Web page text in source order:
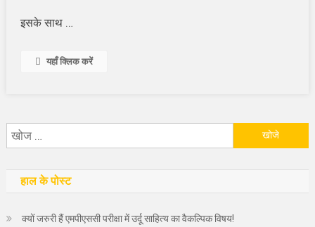
इसके साथ …
यहाँ क्लिक करें
हाल के पोस्ट
क्यों जरुरी हैं एमपीएससी परीक्षा में उर्दू साहित्य का वैकल्पिक विषय!